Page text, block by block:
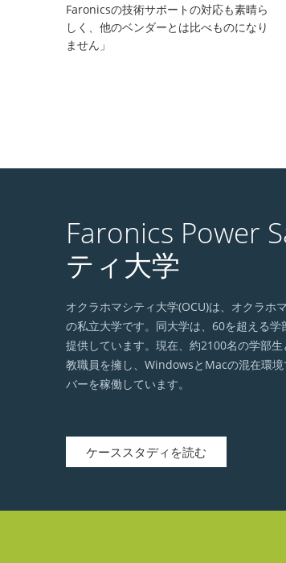
Faronicsの技術サポートの対応も素晴ら
しく、他のベンダーとは比べものになり
ません」
Faronics Power
ティ大学
オクラホマシティ大学(OCU)は、オクラホ
の私立大学です。同大学は、60を超える
提供しています。現在、約2100名の学部
教職員を擁し、WindowsとMacの混在環
バーを稼働しています。
ケーススタディを読む